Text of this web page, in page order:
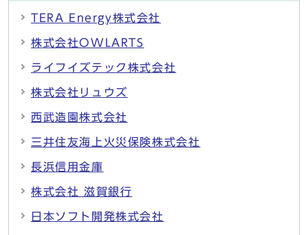
TERA Energy株式会社
株式会社OWLARTS
ライフイズテック株式会社
株式会社リュウズ
西武造園株式会社
三井住友海上火災保険株式会社
長浜信用金庫
株式会社 滋賀銀行
日本ソフト開発株式会社